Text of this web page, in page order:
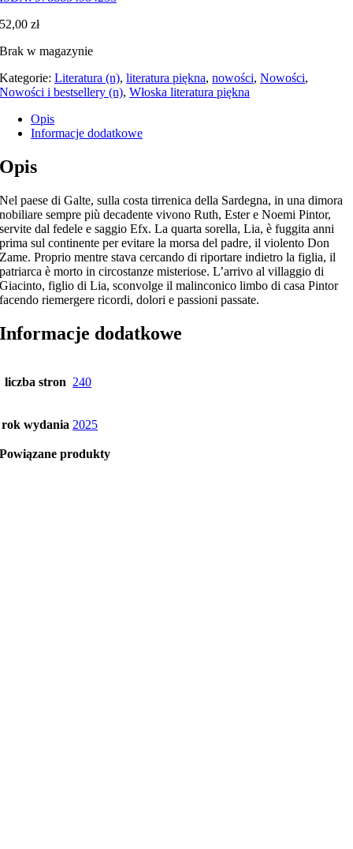
52,00zł
Brak w magazynie
Kategorie:Literatura (n),literatura piękna,nowości,Nowości,
Nowości i bestsellery (n),Włoska literatura piękna
Opis
Informacje dodatkowe
Opis
Nel paese di Galte, sulla costa tirrenica della Sardegna, in una dimora
nobiliare sempre più decadente vivono Ruth, Ester e Noemi Pintor,
servite dal fedele e saggio Efx. La quarta sorella, Lia, è fuggita anni
prima sul continente per evitare la morsa del padre, il violento Don
Zame. Proprio mentre stava cercando di riportare indietro la figlia, il
patriarca è morto in circostanze misteriose. L’arrivo al villaggio di
Giacinto, figlio di Lia, sconvolge il malinconico limbo di casa Pintor
facendo riemergere ricordi, dolori e passioni passate.
Informacje dodatkowe
liczba stron 240
rok wydania 2025
Powiązane produkty